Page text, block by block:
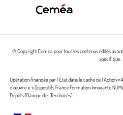
© Copyright Cemea pour tous les contenus édités
spécifique.
Opération financée par l’État dans le cadre de l’Action
d’œuvre », « Dispositifs France Formation Innovante
Dépôts (Banque des Territoires)